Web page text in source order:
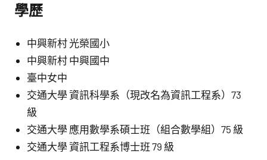
學歷
中興新村 光榮國小
中興新村 中興國中
臺中女中
交通大學 資訊科學系（現改名為資訊工程系）73
級
交通大學 應用數學系碩士班（組合數學組）75 級
交通大學 資訊工程系博士班 79 級